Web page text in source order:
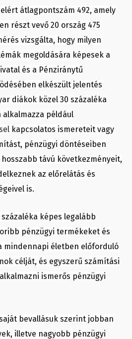
átlagpontszám 492, amely
részt vevő 20 ország 475
vizsgálta, hogy milyen
megoldására képesek a
és a Pénziránytű
elkészült jelentés
diákok közel 30 százaléka
például
kapcsolatos ismereteit vagy
pénzügyi döntéseiben
távú következményeit,
az előrelátás és
is.
képes legalább
pénzügyi termékeket és
mindennapi életben előforduló
célját, és egyszerű számítási
ismerős pénzügyi
bevallásuk szerint jobban
illetve nagyobb pénzügyi